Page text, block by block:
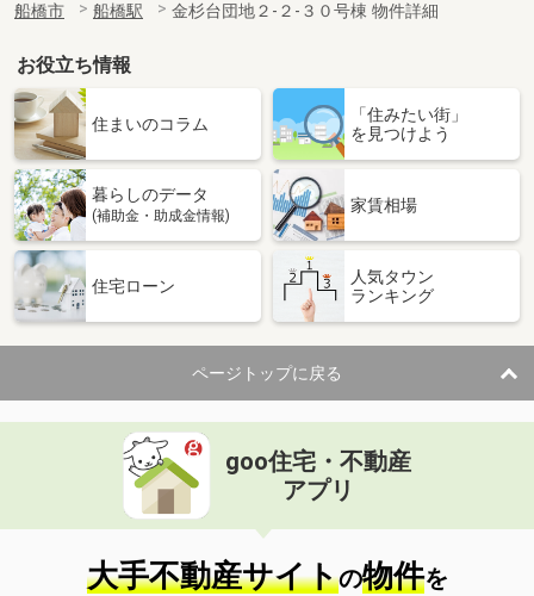
船橋市
船橋駅 金杉台団地２-２-３０号棟 物件詳細
お役立ち情報
住まいのコラム
「住みたい街」
を見つけよう
暮らしのデータ
(補助金・助成金情報)
家賃相場
住宅ローン
人気タウン
ランキング
ページトップに戻る
goo住宅・不動産
アプリ
大手不動産サイトの物件を